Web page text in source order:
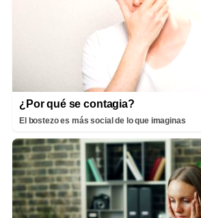
¿Por qué se contagia?
El bostezo es más social de lo que imaginas